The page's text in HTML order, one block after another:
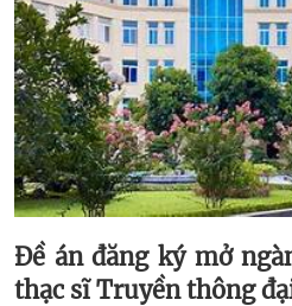
Đề án đăng ký mở
thạc sĩ Truyền thông